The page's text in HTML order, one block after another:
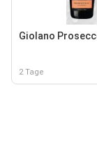
Giolano
2 Tage